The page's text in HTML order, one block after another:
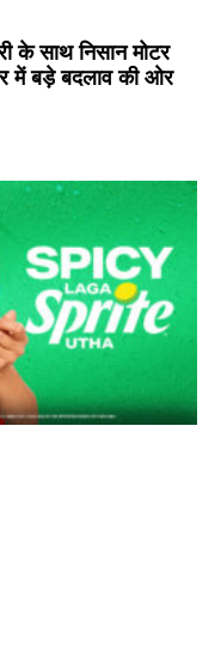
के साथ निसान मोटर
में बड़े बदलाव की ओर